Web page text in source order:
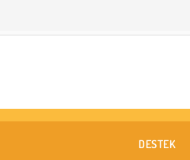
DESTEK